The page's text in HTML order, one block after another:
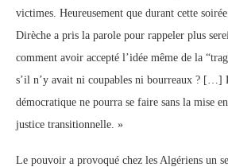
victimes. Heureusement que durant cette
Dirèche a pris la parole pour rappeler plus
comment avoir accepté l’idée même de la
s’il n’y avait ni coupables ni bourreaux ? […]
démocratique ne pourra se faire sans la mise
justice transitionnelle. »
Le pouvoir a provoqué chez les Algériens un